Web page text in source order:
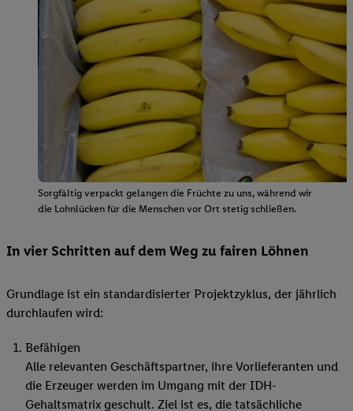
Sorgfältig verpackt gelangen die Früchte zu uns, während wir
die Lohnlücken für die Menschen vor Ort stetig schließen.
In vier Schritten auf dem Weg zu fairen Löhnen
Grundlage ist ein standardisierter Projektzyklus, der jährlich
durchlaufen wird:
Befähigen
Alle relevanten Geschäftspartner, ihre Vorlieferanten und
die Erzeuger werden im Umgang mit der IDH-
Gehaltsmatrix geschult. Ziel ist es, die tatsächliche